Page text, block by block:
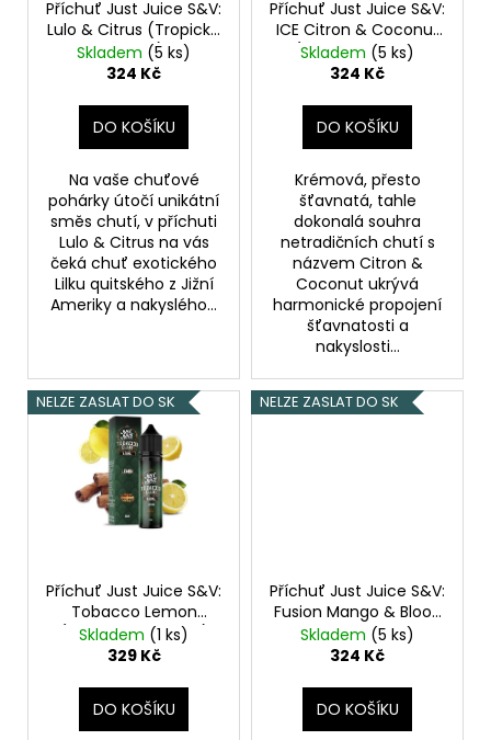
Příchuť Just Juice S&V:
Lulo & Citrus (Tropické
lulo & citron) 10ml
Skladem (5 ks)
324 Kč
DO KOŠÍKU
Na vaše chuťové
pohárky útočí unikátní
směs chutí, v příchuti
Lulo & Citrus na vás
čeká chuť exotického
Lilku quitského z Jižní
Ameriky a nakyslého...
Příchuť Just Juice S&V:
ICE Citron & Coconut
(Ledový citron &
kokos) 10ml
Skladem (5 ks)
324 Kč
DO KOŠÍKU
Krémová, přesto
šťavnatá, tahle
dokonalá souhra
netradičních chutí s
názvem Citron &
Coconut ukrývá
harmonické propojení
šťavnatosti a
nakyslosti...
NELZE ZASLAT DO SK
Příchuť Just Juice S&V:
Tobacco Lemon
(Tabák s citronem)
10ml
Skladem (1 ks)
329 Kč
DO KOŠÍKU
NELZE ZASLAT DO SK
Příchuť Just Juice S&V:
Fusion Mango & Blood
Orange On Ice
(Ledové mango &
10ml
Skladem (5 ks)
324 Kč
DO KOŠÍKU
HLEDAT
o
p
o